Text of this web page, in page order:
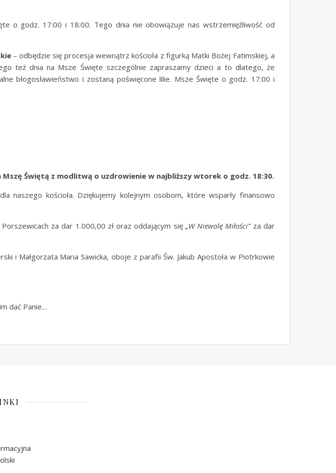
o godz. 17:00 i 18:00. Tego dnia nie obowiązuje nas wstrzemięźliwość od
– odbędzie się procesja wewnątrz kościoła z figurką Matki Bożej Fatimskiej, a
też dnia na Msze Święte szczególnie zapraszamy dzieci a to dlatego, że
błogosławieństwo i zostaną poświęcone lilie. Msze Święte o godz. 17:00 i
Świętą z modlitwą o uzdrowienie w najbliższy wtorek o godz. 18:30.
naszego kościoła. Dziękujemy kolejnym osobom, które wsparły finansowo
za dar 1.000,00 zł oraz oddającym się „W Niewolę Miłości”za dar
i Małgorzata Maria Sawicka, oboje z parafii Św. Jakub Apostoła w Piotrkowie
dać Panie…